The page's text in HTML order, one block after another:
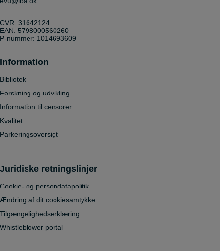
CVR: 31642124
EAN: 5798000560260
P-nummer: 1014693609
Information
Bibliotek
Forskning og udvikling
Information til censorer
Kvalitet
Parkeringsoversigt
Juridiske retningslinjer
Cookie- og persondatapolitik
Ændring af dit cookiesamtykke
Tilgængelighedserklæring
Whistleblower portal